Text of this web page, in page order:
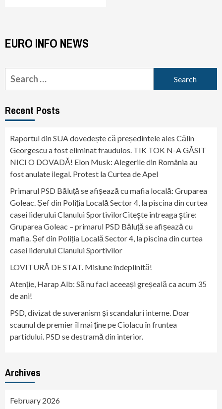
EURO INFO NEWS
Search
for:
Recent Posts
Raportul din SUA dovedește că președintele ales Călin
Georgescu a fost eliminat fraudulos. TIK TOK N-A GĂSIT
NICI O DOVADĂ! Elon Musk: Alegerile din România au
fost anulate ilegal. Protest la Curtea de Apel
Primarul PSD Băluță se afișează cu mafia locală: Gruparea
Goleac. Șef din Poliția Locală Sector 4, la piscina din curtea
casei liderului Clanului SportivilorCiteşte întreaga ştire:
Gruparea Goleac – primarul PSD Băluță se afișează cu
mafia. Șef din Poliția Locală Sector 4, la piscina din curtea
casei liderului Clanului Sportivilor
LOVITURĂ DE STAT. Misiune îndeplinită!
Atenție, Harap Alb: Să nu faci aceeași greșeală ca acum 35
de ani!
PSD, divizat de suveranism și scandaluri interne. Doar
scaunul de premier îl mai ține pe Ciolacu în fruntea
partidului. PSD se destramă din interior.
Archives
February 2026